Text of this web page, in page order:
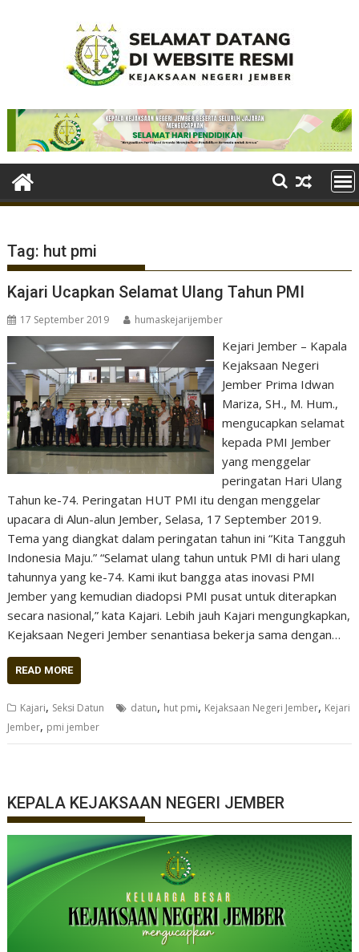
Tag: hut pmi
Kajari Ucapkan Selamat Ulang Tahun PMI
17 September 2019 humaskejarijember
Kejari Jember – Kapala
Kejaksaan Negeri
Jember Prima Idwan
Mariza, SH., M. Hum.,
mengucapkan selamat
kepada PMI Jember
yang menggelar
peringatan Hari Ulang
Tahun ke-74. Peringatan HUT PMI itu dengan menggelar
upacara di Alun-alun Jember, Selasa, 17 September 2019.
Tema yang diangkat dalam peringatan tahun ini “Kita Tangguh
Indonesia Maju.” “Selamat ulang tahun untuk PMI di hari ulang
tahunnya yang ke-74. Kami ikut bangga atas inovasi PMI
Jember yang kemudian diadopsi PMI pusat untuk diterapkan
secara nasional,” kata Kajari. Lebih jauh Kajari mengungkapkan,
Kejaksaan Negeri Jember senantiasa bekerja sama dengan…
READ MORE
Kajari, Seksi Datun datun, hut pmi, Kejaksaan Negeri Jember, Kejari
Jember, pmi jember
KEPALA KEJAKSAAN NEGERI JEMBER